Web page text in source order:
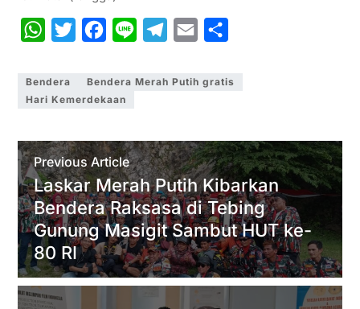
W
a
t
A
p
p
t
e
r
c
e
o
o
k
n
l
r
a
m
a
a
Bendera
Bendera Merah Putih gratis
Hari Kemerdekaan
Previous Article
Laskar Merah Putih Kibarkan
Bendera Raksasa di Tebing
Gunung Masigit Sambut HUT ke-
80 RI